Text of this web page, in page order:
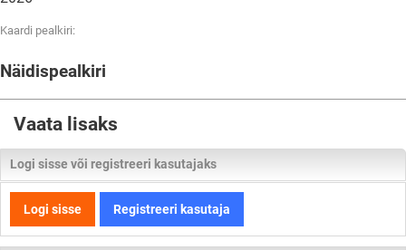
Kaardi pealkiri:
Näidispealkiri
Vaata lisaks
Logi sisse või registreeri kasutajaks
Logi sisse Registreeri kasutaja